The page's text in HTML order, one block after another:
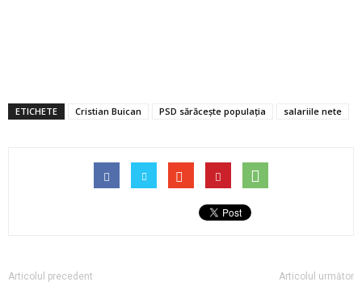
ETICHETE Cristian Buican PSD sărăceşte populaţia salariile nete
Articolul precedent Articolul următor